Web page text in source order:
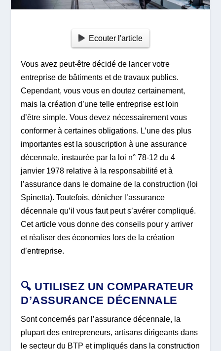
Ecouter l'article
Vous avez peut-être décidé de lancer votre
entreprise de bâtiments et de travaux publics.
Cependant, vous vous en doutez certainement,
mais la création d’une telle entreprise est loin
d’être simple. Vous devez nécessairement vous
conformer à certaines obligations. L’une des plus
importantes est la souscription à une assurance
décennale, instaurée par la loi n° 78-12 du 4
janvier 1978 relative à la responsabilité et à
l’assurance dans le domaine de la construction (loi
Spinetta). Toutefois, dénicher l’assurance
décennale qu’il vous faut peut s’avérer compliqué.
Cet article vous donne des conseils pour y arriver
et réaliser des économies lors de la création
d’entreprise.
🔍 UTILISEZ UN COMPARATEUR
D’ASSURANCE DÉCENNALE
Sont concernés par l’assurance décennale, la
plupart des entrepreneurs, artisans dirigeants dans
le secteur du BTP et impliqués dans la construction